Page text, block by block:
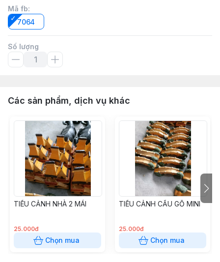
Mã fb:
7064
Số lượng
Các sản phẩm, dịch vụ khác
TIỂU CẢNH NHÀ 2 MÁI
25.000đ
Chọn mua
TIỂU CẢNH CẦU GỖ MINI
25.000đ
Chọn mua